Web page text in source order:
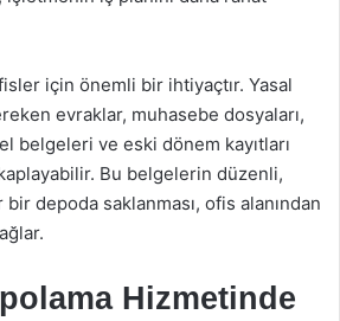
için önemli bir ihtiyaçtır. Yasal
evraklar, muhasebe dosyaları,
belgeleri ve eski dönem kayıtları
Bu belgelerin düzenli,
depoda saklanması, ofis alanından
Hizmetinde